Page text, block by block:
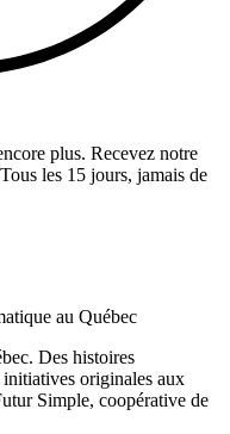
plus. Recevez notre
les 15 jours, jamais de
Des histoires
initiatives originales aux
Simple, coopérative de